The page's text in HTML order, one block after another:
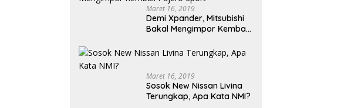
Maret 16, 2019
Demi Xpander, Mitsubishi
Bakal Mengimpor Kembali
Maret 16, 2019
Sosok New Nissan Livina
Terungkap, Apa Kata NMI?